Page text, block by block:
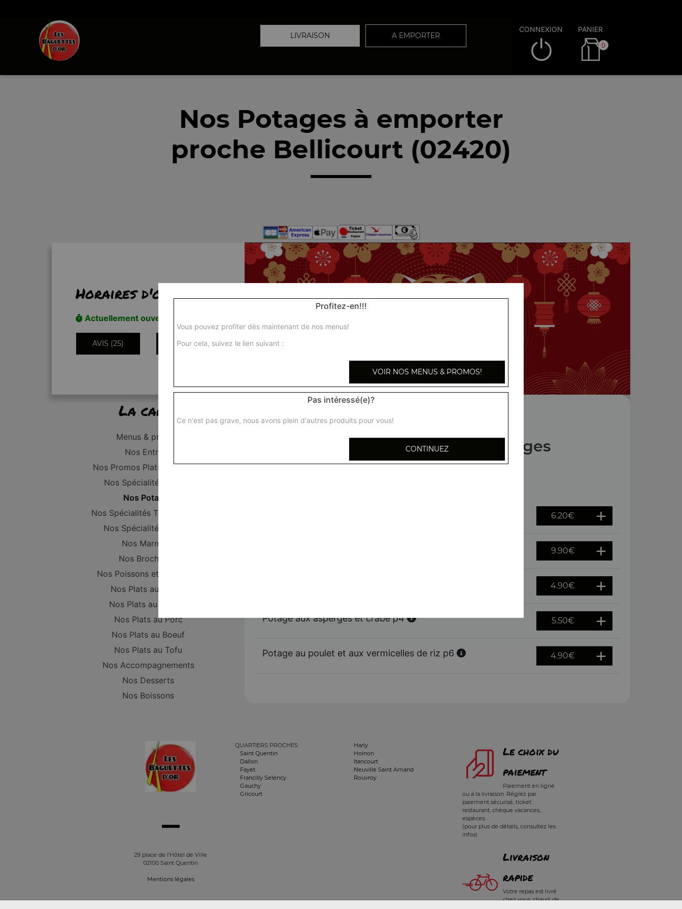
LIVRAISON A EMPORTER
CONNEXION PANIER
0
Nos Potages à emporter
proche Bellicourt (02420)
Horaires d'ouverture
Actuellement ouvert
AVIS (25) INFORMATIONS
La carte
Menus & promos
Nos Entrées
Nos Promos Plats Composer
Nos Spécialités vapeur
Nos Potages
Nos Spécialités Thaïlandaises
Nos Spécialités Maison
Nos Marmites
Nos Brochettes
Nos Poissons et Crustacés
Nos Plats au Poulet
Nos Plats au Canard
Nos Plats au Porc
Nos Plats au Boeuf
Nos Plats au Tofu
Nos Accompagnements
Nos Desserts
Nos Boissons
Nos Potages
6.20€
9.90€
4.90€
Potage aux asperges et crabe p4 5.50€
Potage au poulet et aux vermicelles de riz p6 4.90€
29 place de l'Hôtel de Ville
02100 Saint Quentin
Mentions légales
QUARTIERS PROCHES
Saint Quentin
Dallon
Fayet
Francilly Selency
Gauchy
Gricourt
Harly
Holnon
Itancourt
Neuville Saint Amand
Rouvroy
Le choix du
paiement
Paiement en ligne
ou à la livraison. Réglez par
paiement sécurisé, ticket
restaurant, chèque vacances,
espèces.
(pour plus de détails, consultez les
infos)
Livraison
rapide
Votre repas est livré
chez vous, chaud, de
Profitez-en!!!
Vous pouvez profiter dès maintenant de nos menus!
Pour cela, suivez le lien suivant :
VOIR NOS MENUS & PROMOS!
Pas intéressé(e)?
Ce n'est pas grave, nous avons plein d'autres produits pour vous!
CONTINUEZ